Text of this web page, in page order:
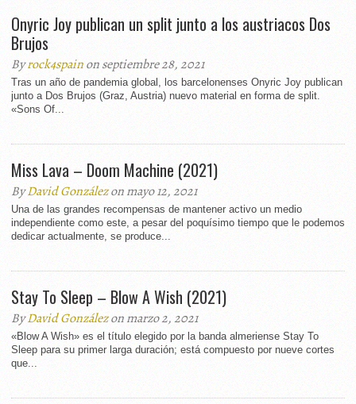
Onyric Joy publican un split junto a los austriacos Dos
Brujos
Byrock4spainon septiembre 28, 2021
Tras un año de pandemia global, los barcelonenses Onyric Joy publican
junto a Dos Brujos (Graz, Austria) nuevo material en forma de split.
«Sons Of...
Miss Lava – Doom Machine (2021)
ByDavid Gonzálezon mayo 12, 2021
Una de las grandes recompensas de mantener activo un medio
independiente como este, a pesar del poquísimo tiempo que le podemos
dedicar actualmente, se produce...
Stay To Sleep – Blow A Wish (2021)
ByDavid Gonzálezon marzo 2, 2021
«Blow A Wish» es el título elegido por la banda almeriense Stay To
Sleep para su primer larga duración; está compuesto por nueve cortes
que...